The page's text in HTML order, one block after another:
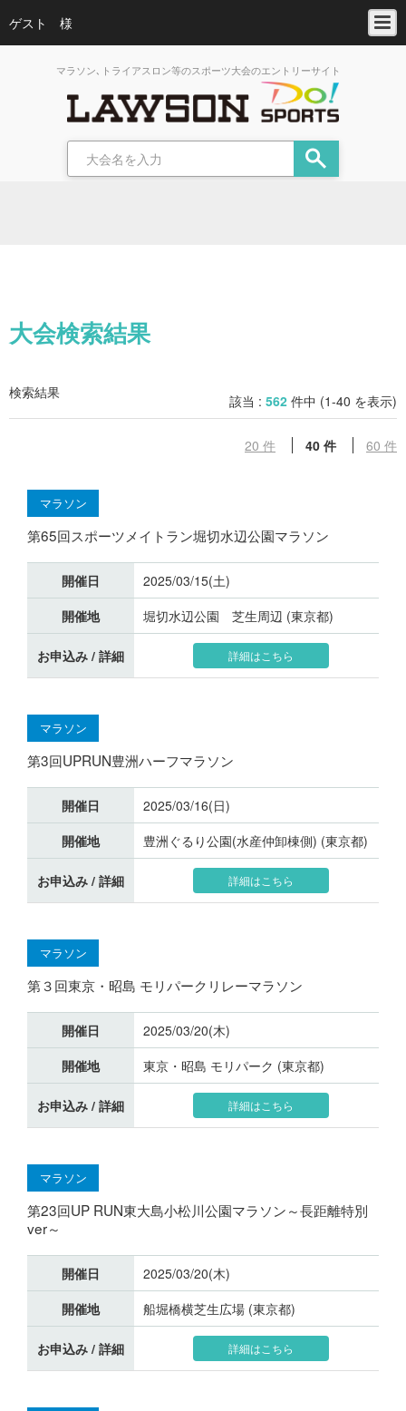
ゲスト 様
マラソン､トライアスロン等のスポーツ大会のエントリーサイト
大会検索結果
検索結果 該当 : 562 件中 (1-40 を表示)
20 件 40 件 60 件
マラソン
第65回スポーツメイトラン堀切水辺公園マラソン
開催日
2025/03/15(土)
開催地
堀切水辺公園 芝生周辺 (東京都)
お申込み / 詳細 詳細はこちら
マラソン
第3回UPRUN豊洲ハーフマラソン
開催日
2025/03/16(日)
開催地
豊洲ぐるり公園(水産仲卸棟側) (東京都)
お申込み / 詳細 詳細はこちら
マラソン
第３回東京・昭島 モリパークリレーマラソン
開催日
2025/03/20(木)
開催地
東京・昭島 モリパーク (東京都)
お申込み / 詳細 詳細はこちら
マラソン
第23回UP RUN東大島小松川公園マラソン～長距離特別
ver～
開催日
2025/03/20(木)
開催地
船堀橋横芝生広場 (東京都)
お申込み / 詳細 詳細はこちら